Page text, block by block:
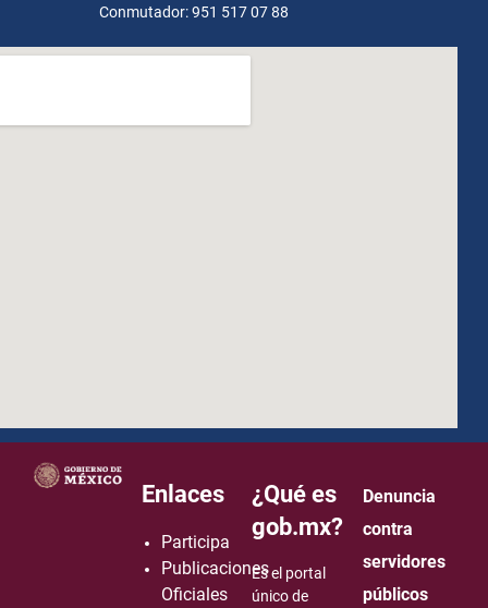
Conmutador: 951 517 07 88
how to embed google map in website
Enlaces
Participa
Publicaciones
Oficiales
¿Qué es
gob.mx?
Es el portal
único de
Denuncia
contra
servidores
públicos